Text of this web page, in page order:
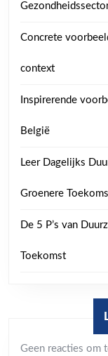
Concrete
context
Inspirerende
België
Leer Dagelijks
Groenere
De 5 P’s van
Toekomst
Geen reacties om